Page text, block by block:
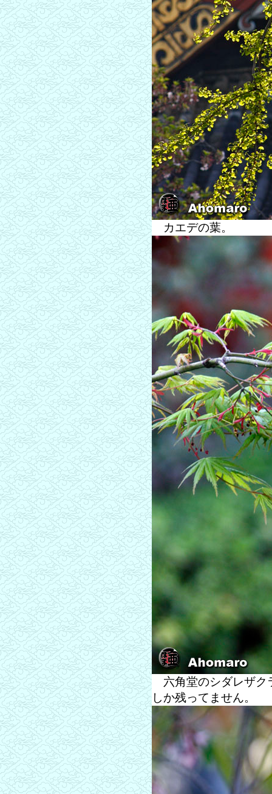
カエデの葉。
六角堂のシダレザク
しか残ってません。